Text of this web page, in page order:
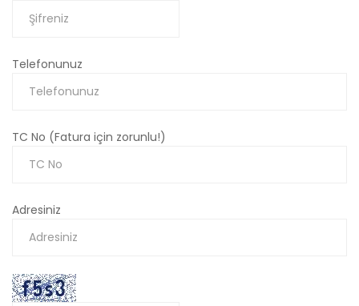
Telefonunuz
TC No (Fatura için zorunlu!)
Adresiniz